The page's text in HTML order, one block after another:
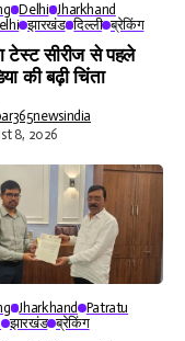
Delhi Jharkhand
झारखंड दिल्ली ब्रेकिंग
टेस्ट सीरीज से पहले
की बढ़ी चिंता
8, 2026
Jharkhand
Patratu
झारखंड ब्रेकिंग